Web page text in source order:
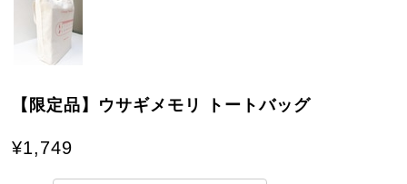
【限定品】ウサギメモリ トートバッグ
¥1,749